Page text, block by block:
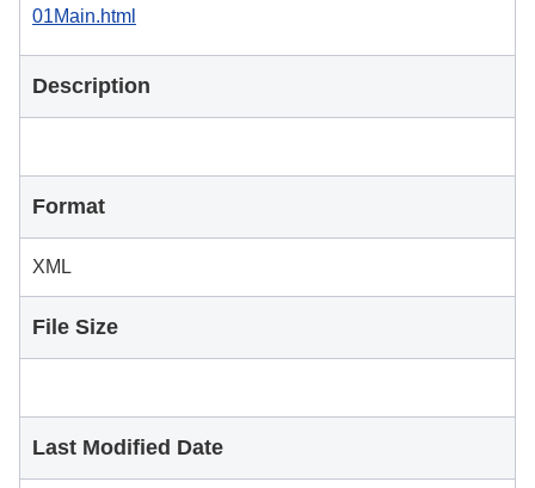
01Main.html
Description
Format
XML
File Size
Last Modified Date